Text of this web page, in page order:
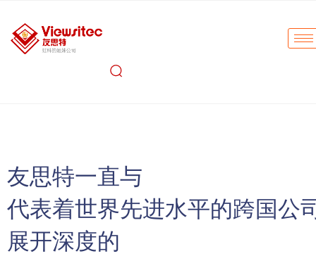
友思特一直与
代表着世界先进水平的跨国公
展开深度的